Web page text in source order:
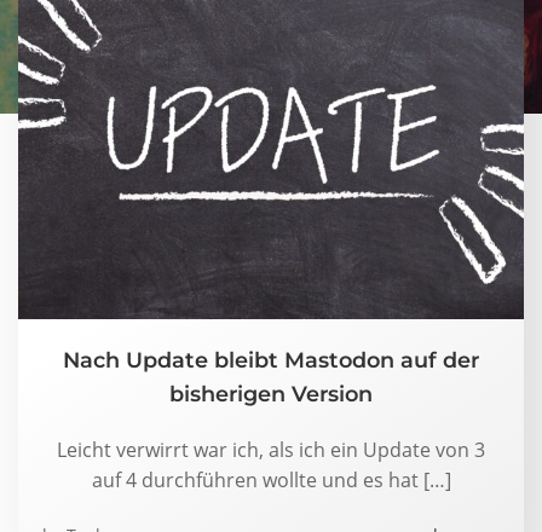
Nach Update bleibt Mastodon auf der
bisherigen Version
Leicht verwirrt war ich, als ich ein Update von 3
auf 4 durchführen wollte und es hat […]